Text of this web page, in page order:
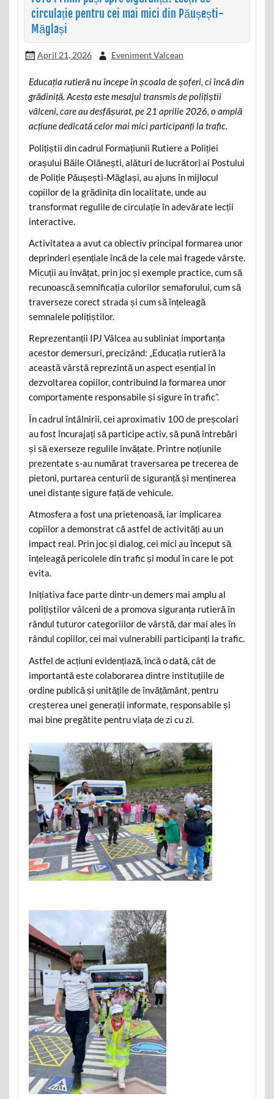
circulație pentru cei mai mici din Păușești-
Măglași
April 21, 2026 Eveniment Valcean
Educația rutieră nu începe în școala de șoferi, ci încă din
grădiniță. Acesta este mesajul transmis de polițiștii
vâlceni, care au desfășurat, pe 21 aprilie 2026, o amplă
acțiune dedicată celor mai mici participanți la trafic.
Polițiștii din cadrul Formațiunii Rutiere a Poliției
orașului Băile Olănești, alături de lucrători ai Postului
de Poliție Păușești-Măglași, au ajuns în mijlocul
copiilor de la grădinița din localitate, unde au
transformat regulile de circulație în adevărate lecții
interactive.
Activitatea a avut ca obiectiv principal formarea unor
deprinderi esențiale încă de la cele mai fragede vârste.
Micuții au învățat, prin joc și exemple practice, cum să
recunoască semnificația culorilor semaforului, cum să
traverseze corect strada și cum să înțeleagă
semnalele polițiștilor.
Reprezentanții IPJ Vâlcea au subliniat importanța
acestor demersuri, precizând: „Educația rutieră la
această vârstă reprezintă un aspect esențial în
dezvoltarea copiilor, contribuind la formarea unor
comportamente responsabile și sigure în trafic”.
În cadrul întâlnirii, cei aproximativ 100 de preșcolari
au fost încurajați să participe activ, să pună întrebări
și să exerseze regulile învățate. Printre noțiunile
prezentate s-au numărat traversarea pe trecerea de
pietoni, purtarea centurii de siguranță și menținerea
unei distanțe sigure față de vehicule.
Atmosfera a fost una prietenoasă, iar implicarea
copiilor a demonstrat că astfel de activități au un
impact real. Prin joc și dialog, cei mici au început să
înțeleagă pericolele din trafic și modul în care le pot
evita.
Inițiativa face parte dintr-un demers mai amplu al
polițiștilor vâlceni de a promova siguranța rutieră în
rândul tuturor categoriilor de vârstă, dar mai ales în
rândul copiilor, cei mai vulnerabili participanți la trafic.
Astfel de acțiuni evidențiază, încă o dată, cât de
importantă este colaborarea dintre instituțiile de
ordine publică și unitățile de învățământ, pentru
creșterea unei generații informate, responsabile și
mai bine pregătite pentru viața de zi cu zi.